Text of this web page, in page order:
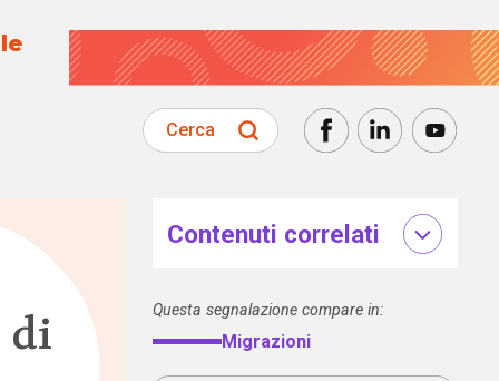
Cerca
di
Contenuti correlati
Questa segnalazione compare in:
Migrazioni